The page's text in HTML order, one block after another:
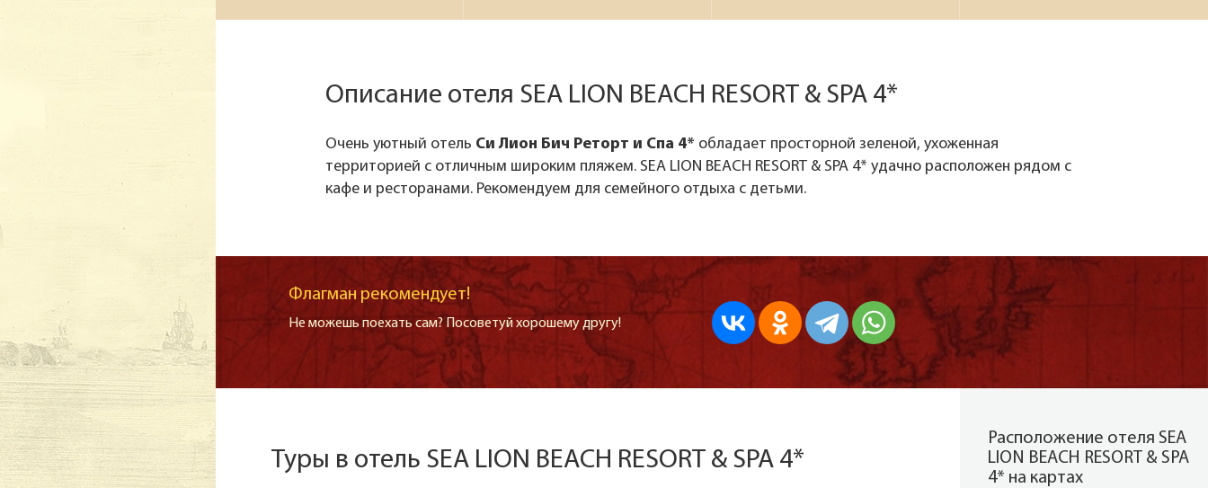
надёжно!
Описание отеля SEA LION BEACH RESORT & SPA 4*
Очень уютный отель Си Лион Бич Реторт и Спа 4* обладает просторной зеленой, ухоженная
территорией с отличным широким пляжем. SEA LION BEACH RESORT & SPA 4* удачно расположен рядом с
кафе и ресторанами. Рекомендуем для семейного отдыха с детьми.
Флагман рекомендует!
Не можешь поехать сам? Посоветуй хорошему другу!
Туры в отель SEA LION BEACH RESORT & SPA 4*
Расположение отеля SEA
LION BEACH RESORT & SPA
4* на картах